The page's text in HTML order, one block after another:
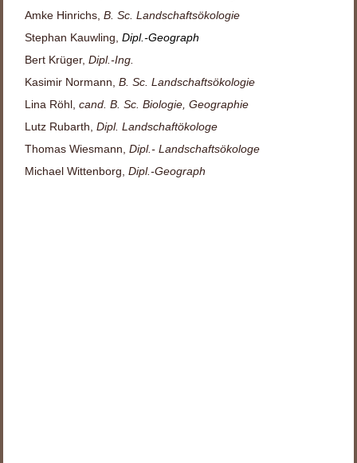
Amke Hinrichs, B. Sc. Landschaftsökologie
Stephan Kauwling, Dipl.-Geograph
Bert Krüger, Dipl.-Ing.
Kasimir Normann, B. Sc. Landschaftsökologie
Lina Röhl, cand. B. Sc. Biologie, Geographie
Lutz Rubarth,Dipl. Landschaftökologe
Thomas Wiesmann,Dipl.- Landschaftsökologe
Michael Wittenborg,Dipl.-Geograph